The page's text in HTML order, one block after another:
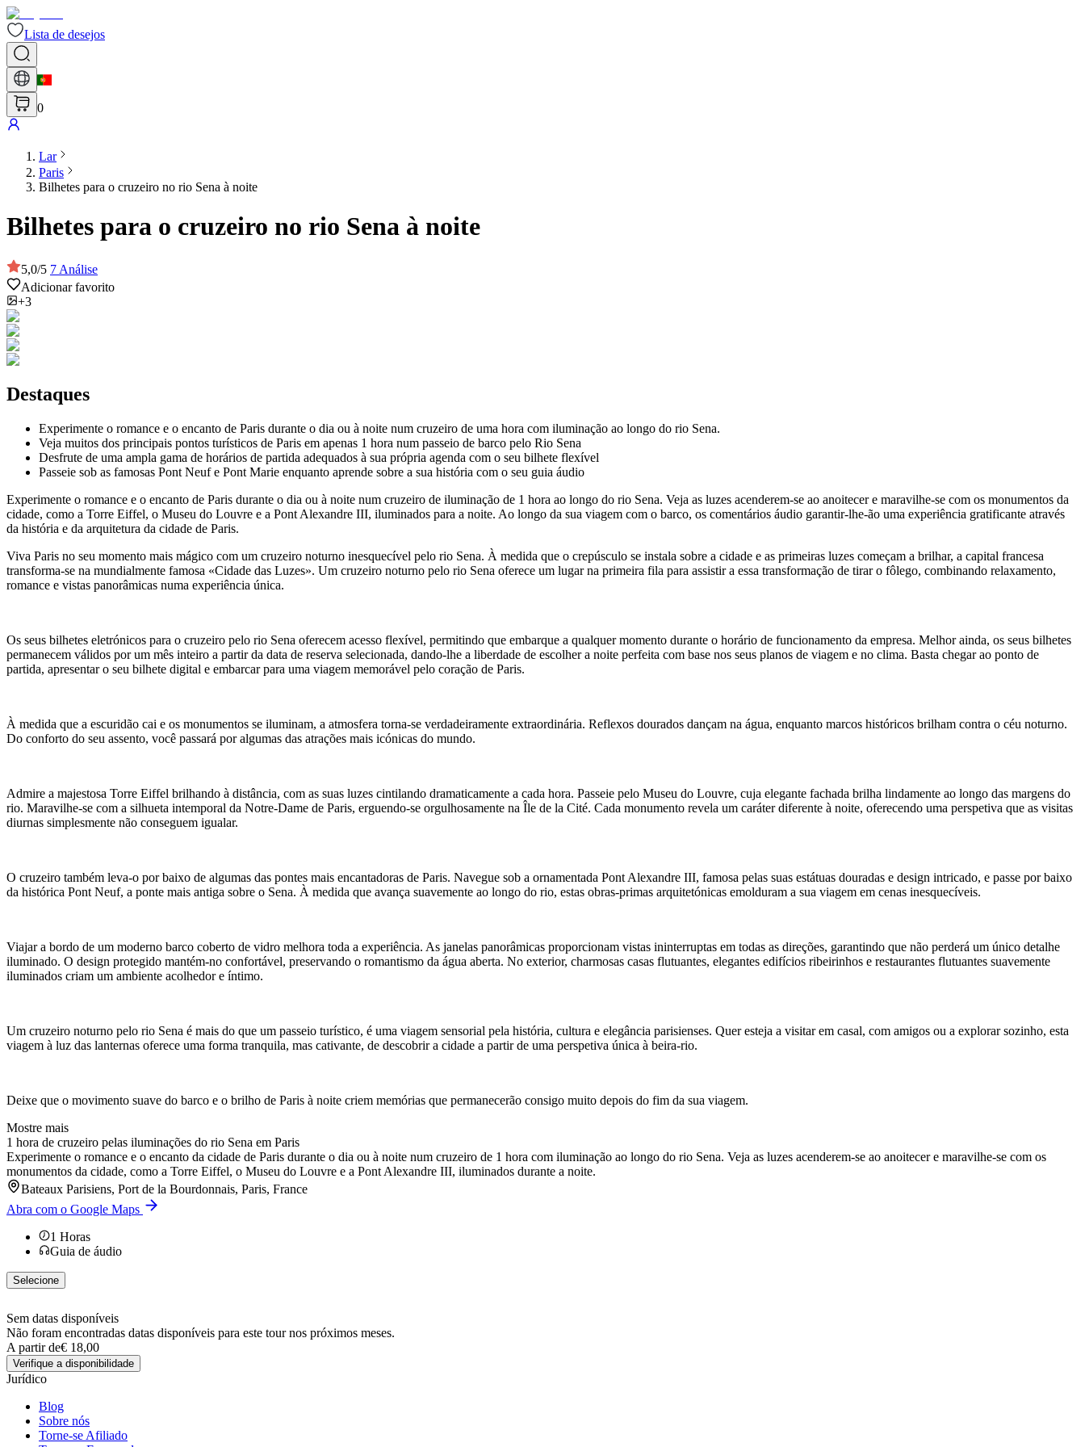
Lista de desejos
0
Lar
Paris
Bilhetes para o cruzeiro no rio Sena à noite
Bilhetes para o cruzeiro no rio Sena à noite
5,0/5 7 Análise
Adicionar favorito
+3
Destaques
Experimente o romance e o encanto de Paris durante o dia ou à noite num cruzeiro de uma hora com iluminação ao longo do rio Sena.
Veja muitos dos principais pontos turísticos de Paris em apenas 1 hora num passeio de barco pelo Rio Sena
Desfrute de uma ampla gama de horários de partida adequados à sua própria agenda com o seu bilhete flexível
Passeie sob as famosas Pont Neuf e Pont Marie enquanto aprende sobre a sua história com o seu guia áudio
Experimente o romance e o encanto de Paris durante o dia ou à noite num cruzeiro de iluminação de 1 hora ao longo do rio Sena. Veja as luzes acenderem-se ao anoitecer e maravilhe-se com os monumentos da
cidade, como a Torre Eiffel, o Museu do Louvre e a Pont Alexandre III, iluminados para a noite. Ao longo da sua viagem com o barco, os comentários áudio garantir-lhe-ão uma experiência gratificante através
da história e da arquitetura da cidade de Paris.
Viva Paris no seu momento mais mágico com um cruzeiro noturno inesquecível pelo rio Sena. À medida que o crepúsculo se instala sobre a cidade e as primeiras luzes começam a brilhar, a capital francesa
transforma-se na mundialmente famosa «Cidade das Luzes». Um cruzeiro noturno pelo rio Sena oferece um lugar na primeira fila para assistir a essa transformação de tirar o fôlego, combinando relaxamento,
romance e vistas panorâmicas numa experiência única.
Os seus bilhetes eletrónicos para o cruzeiro pelo rio Sena oferecem acesso flexível, permitindo que embarque a qualquer momento durante o horário de funcionamento da empresa. Melhor ainda, os seus bilhetes
permanecem válidos por um mês inteiro a partir da data de reserva selecionada, dando-lhe a liberdade de escolher a noite perfeita com base nos seus planos de viagem e no clima. Basta chegar ao ponto de
partida, apresentar o seu bilhete digital e embarcar para uma viagem memorável pelo coração de Paris.
À medida que a escuridão cai e os monumentos se iluminam, a atmosfera torna-se verdadeiramente extraordinária. Reflexos dourados dançam na água, enquanto marcos históricos brilham contra o céu noturno.
Do conforto do seu assento, você passará por algumas das atrações mais icónicas do mundo.
Admire a majestosa Torre Eiffel brilhando à distância, com as suas luzes cintilando dramaticamente a cada hora. Passeie pelo Museu do Louvre, cuja elegante fachada brilha lindamente ao longo das margens do
rio. Maravilhe-se com a silhueta intemporal da Notre-Dame de Paris, erguendo-se orgulhosamente na Île de la Cité. Cada monumento revela um caráter diferente à noite, oferecendo uma perspetiva que as visitas
diurnas simplesmente não conseguem igualar.
O cruzeiro também leva-o por baixo de algumas das pontes mais encantadoras de Paris. Navegue sob a ornamentada Pont Alexandre III, famosa pelas suas estátuas douradas e design intricado, e passe por baixo
da histórica Pont Neuf, a ponte mais antiga sobre o Sena. À medida que avança suavemente ao longo do rio, estas obras-primas arquitetónicas emolduram a sua viagem em cenas inesquecíveis.
Viajar a bordo de um moderno barco coberto de vidro melhora toda a experiência. As janelas panorâmicas proporcionam vistas ininterruptas em todas as direções, garantindo que não perderá um único detalhe
iluminado. O design protegido mantém-no confortável, preservando o romantismo da água aberta. No exterior, charmosas casas flutuantes, elegantes edifícios ribeirinhos e restaurantes flutuantes suavemente
iluminados criam um ambiente acolhedor e íntimo.
Um cruzeiro noturno pelo rio Sena é mais do que um passeio turístico, é uma viagem sensorial pela história, cultura e elegância parisienses. Quer esteja a visitar em casal, com amigos ou a explorar sozinho, esta
viagem à luz das lanternas oferece uma forma tranquila, mas cativante, de descobrir a cidade a partir de uma perspetiva única à beira-rio.
Deixe que o movimento suave do barco e o brilho de Paris à noite criem memórias que permanecerão consigo muito depois do fim da sua viagem.
Mostre mais
1 hora de cruzeiro pelas iluminações do rio Sena em Paris
Experimente o romance e o encanto da cidade de Paris durante o dia ou à noite num cruzeiro de 1 hora com iluminação ao longo do rio Sena. Veja as luzes acenderem-se ao anoitecer e maravilhe-se com os
monumentos da cidade, como a Torre Eiffel, o Museu do Louvre e a Pont Alexandre III, iluminados durante a noite.
Bateaux Parisiens, Port de la Bourdonnais, Paris, France
Abra com o Google Maps
1 Horas
Guia de áudio
Selecione
Sem datas disponíveis
Não foram encontradas datas disponíveis para este tour nos próximos meses.
A partir de€ 18,00
Verifique a disponibilidade
Jurídico
Blog
Sobre nós
Torne-se Afiliado